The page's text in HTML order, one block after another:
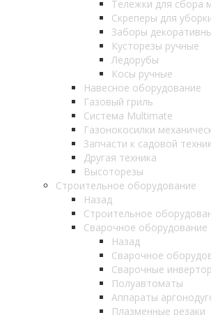
Тележки для сбора
Скреперы для
Заборы
Кусторезы ручные
Ледорубы
Косы ручные
Навесное оборудование
Газовый гриль
Система Multimate
Газонокосилки
Запчасти к садовой
Другая техника
Высоторезы
Строительное оборудование
Назад
Строительное
Сварочное оборудование
Назад
Сварочное
Сварочные
Полуавтоматы
Аппараты
Плазменные резаки